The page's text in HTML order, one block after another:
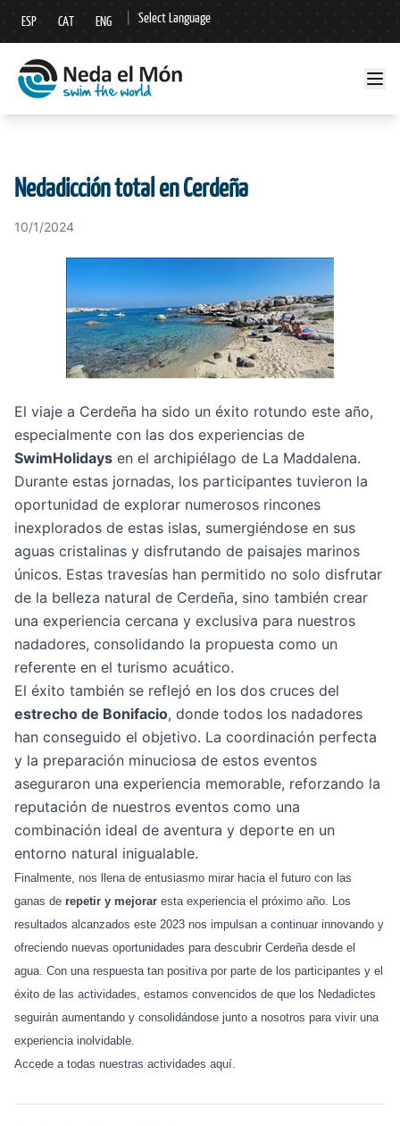
ESP CAT ENG Select Language
▼
Nedadicción total en Cerdeña
10/1/2024
El viaje a Cerdeña ha sido un éxito rotundo este año,
especialmente con las dos experiencias de
SwimHolidays en el archipiélago de La Maddalena.
Durante estas jornadas, los participantes tuvieron la
oportunidad de explorar numerosos rincones
inexplorados de estas islas, sumergiéndose en sus
aguas cristalinas y disfrutando de paisajes marinos
únicos. Estas travesías han permitido no solo disfrutar
de la belleza natural de Cerdeña, sino también crear
una experiencia cercana y exclusiva para nuestros
nadadores, consolidando la propuesta como un
referente en el turismo acuático.
El éxito también se reflejó en los dos cruces del
estrecho de Bonifacio, donde todos los nadadores
han conseguido el objetivo. La coordinación perfecta
y la preparación minuciosa de estos eventos
aseguraron una experiencia memorable, reforzando la
reputación de nuestros eventos como una
combinación ideal de aventura y deporte en un
entorno natural inigualable.
Finalmente, nos llena de entusiasmo mirar hacia el futuro con las
ganas de repetir y mejorar esta experiencia el próximo año. Los
resultados alcanzados este 2023 nos impulsan a continuar innovando y
ofreciendo nuevas oportunidades para descubrir Cerdeña desde el
agua. Con una respuesta tan positiva por parte de los participantes y el
éxito de las actividades, estamos convencidos de que los Nedadictes
seguirán aumentando y consolidándose junto a nosotros para vivir una
experiencia inolvidable.
Accede a todas nuestras actividades aquí.